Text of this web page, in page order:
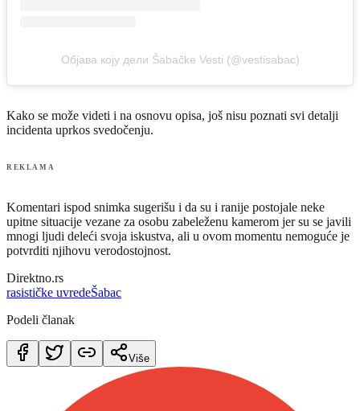
Објава коју дели Šabačke Vesti (@vestisabac)
Kako se može videti i na osnovu opisa, još nisu poznati svi detalji
incidenta uprkos svedočenju.
REKLAMA
Komentari ispod snimka sugerišu i da su i ranije postojale neke
upitne situacije vezane za osobu zabeleženu kamerom jer su se javili
mnogi ljudi deleći svoja iskustva, ali u ovom momentu nemoguće je
potvrditi njihovu verodostojnost.
Direktno.rs
rasističke uvredeŠabac
Podeli članak
Više